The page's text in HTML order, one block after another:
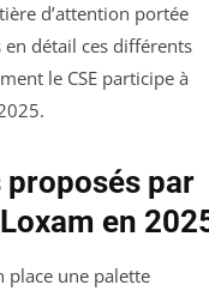
d’attention portée
détail ces différents
le CSE participe à
proposés par
en
place une palette